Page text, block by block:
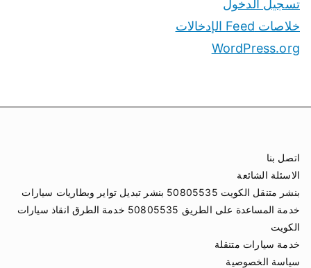
تسجيل الدخول
خلاصات Feed الإدخالات
WordPress.org
اتصل بنا
الاسئلة الشائعة
بنشر متنقل الكويت 50805535 بنشر تبديل تواير وبطاريات سيارات
خدمة المساعدة على الطريق 50805535 خدمة الطرق انقاذ سيارات
الكويت
خدمة سيارات متنقلة
سياسة الخصوصية